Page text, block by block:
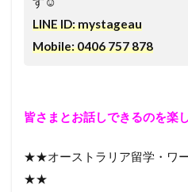
LINE ID: mystageau
Mobile: 0406 757 878
皆さまとお話しできるのを楽
★★オーストラリア留学・ワ
★★